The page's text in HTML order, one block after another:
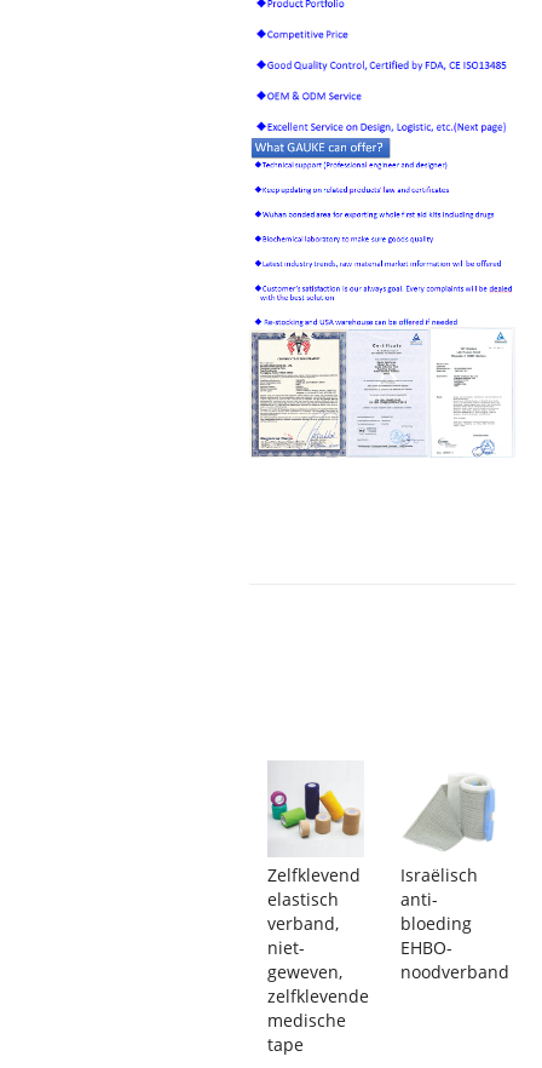
Zelfklevend
elastisch
verband,
niet-
geweven,
zelfklevende
medische
tape
Israëlisch
anti-
bloeding
EHBO-
noodverband